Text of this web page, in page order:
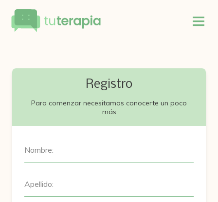
Registro
Para comenzar necesitamos conocerte un poco
más
Nombre:
Apellido: